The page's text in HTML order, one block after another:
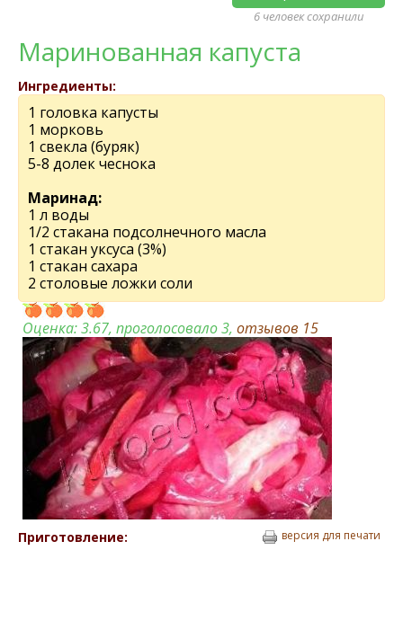
6 человек сохранили
Маринованная капуста
Ингредиенты:
1 головка капусты
1 морковь
1 свекла (буряк)
5-8 долек чеснока
Маринад:
1 л воды
1/2 стакана подсолнечного масла
1 стакан уксуса (3%)
1 стакан сахара
2 столовые ложки соли
Оценка:3.67, проголосовало 3, отзывов 15
Приготовление: версия для печати